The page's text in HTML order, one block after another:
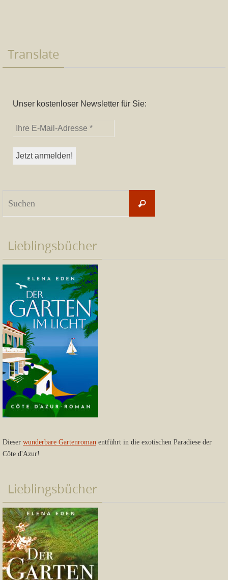
Translate
Unser kostenloser Newsletter für Sie:
Suchen
Lieblingsbücher
Dieser wunderbare Gartenroman entführt in die exotischen Paradiese der
Côte d'Azur!
Lieblingsbücher